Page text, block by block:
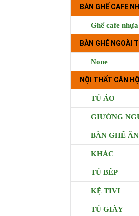
BÀN GHẾ CAFE
Ghế cafe nhựa
BÀN GHẾ NGOÀI
None
NỘI THẤT CĂN
TỦ ÁO
GIƯỜNG
BÀN GHẾ ĂN
KHÁC
TỦ BÊP
KỆ TIVI
TỦ GIÀY